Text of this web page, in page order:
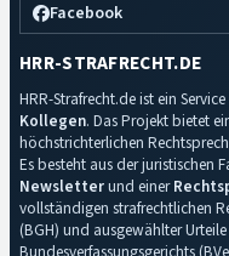
Facebook
HRR-STRAFRECHT.DE
HRR-Strafrecht.de ist ein
Kollegen. Das Projekt bietet
höchstrichterlichen
Es besteht aus der juristischen
Newsletterund einer
vollständigen strafrechtlichen
(BGH) und ausgewählter